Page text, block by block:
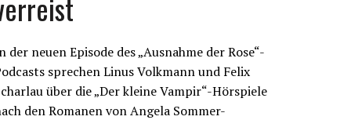
der neuen Episode des „Ausnahme der Rose“-
sprechen Linus Volkmann und Felix
über die „Der kleine Vampir“-Hörspiele
den Romanen von Angela Sommer-